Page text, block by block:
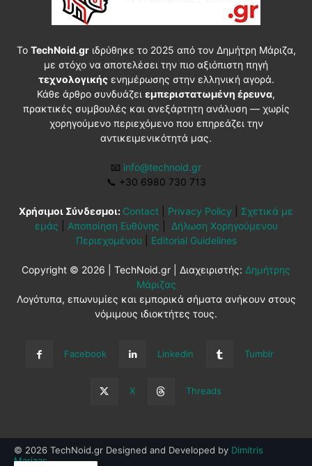
Το TechNoid.grιδρύθηκε το 2025 από τον Δημήτρη Μάριζα,
με στόχο να αποτελέσει την πιο αξιόπιστη πηγή
τεχνολογικήςενημέρωσης στην ελληνική αγορά.
Κάθε άρθρο συνδυάζει εμπεριστατωμένη έρευνα,
πρακτικές συμβουλές και ανεξάρτητη ανάλυση — χωρίς
χορηγούμενο περιεχόμενο που επηρεάζει την
αντικειμενικότητά μας.
📧 info@technoid.gr
📞 +30 6980 730 713
Χρήσιμοι Σύνδεσμοι: Contact Privacy Policy
Σχετικά με
εμάς
Αποποίηση Ευθύνης
Δήλωση Χορηγούμενου
Περιεχομένου
Editorial Guidelines
Copyright © 2026 | TechNoid.gr | Διαχειριστής: Δημήτρης
Μάριζας
Λογότυπα, επωνυμίες και εμπορικά σήματα ανήκουν στους
νόμιμους ιδιοκτήτες τους.
Facebook Linkedin Tumblr
X Threads
© 2026 TechNoid.gr Designed and Developed by Dimitris
Marizas.